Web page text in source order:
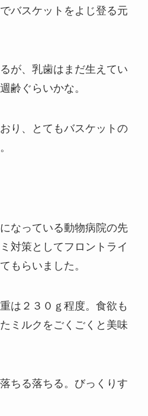
バスケットをよじ登る元
が、乳歯はまだ生えてい
齢ぐらいかな。
り、とてもバスケットの
なっている動物病院の先
対策としてフロントライ
もらいました。
は２３０ｇ程度。食欲も
ミルクをごくごくと美味
ちる落ちる。びっくりす